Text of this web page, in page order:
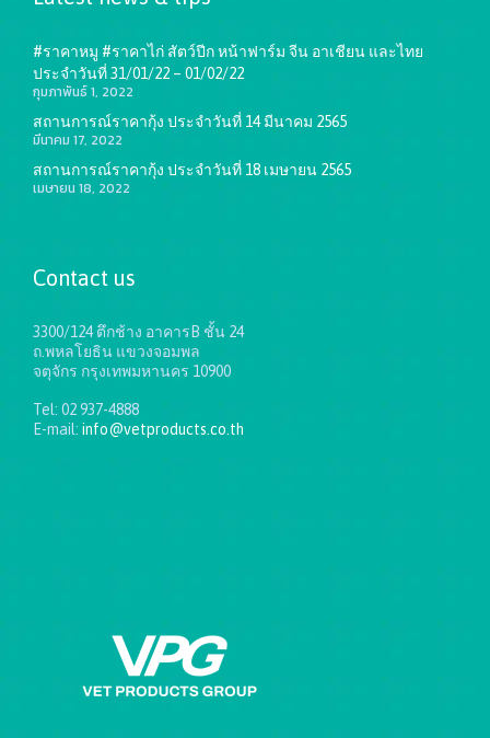
#ราคาหมู #ราคาไก่ สัตว์ปีก หน้าฟาร์ม จีน อาเชียน และไทย
ประจำวันที่ 31/01/22 – 01/02/22
กุมภาพันธ์ 1, 2022
สถานการณ์ราคากุ้ง ประจำวันที่ 14 มีนาคม 2565
มีนาคม 17, 2022
สถานการณ์ราคากุ้ง ประจำวันที่ 18 เมษายน 2565
เมษายน 18, 2022
Contact us
3300/124 ตึกช้าง อาคารB ชั้น 24
ถ.พหลโยธิน แขวงจอมพล
จตุจักร กรุงเทพมหานคร 10900
Tel: 02 937-4888
E-mail: info@vetproducts.co.th